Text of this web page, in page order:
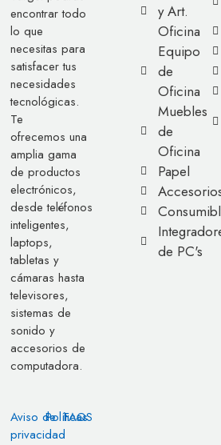
encontrar todo
lo que
necesitas para
satisfacer tus
necesidades
tecnológicas.
Te
ofrecemos una
amplia gama
de productos
electrónicos,
desde teléfonos
inteligentes,
laptops,
tabletas y
cámaras hasta
televisores,
sistemas de
sonido y
accesorios de
computadora.
Aviso de
privacidad
Políticas
FAQS
y Art.
Oficina
Equipo
de
Oficina
Muebles
de
Oficina
Papel
de PC's